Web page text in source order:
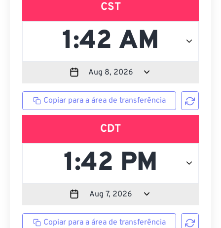
CST
Copiar para a área de transferência
CDT
Copiar para a área de transferência